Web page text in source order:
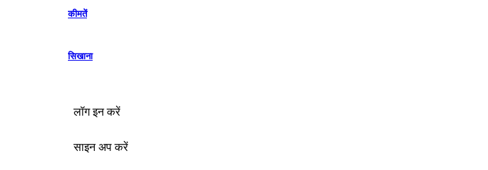
कीमतें
सिखाना
लॉग इन करें
साइन अप करें